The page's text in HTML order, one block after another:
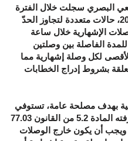
البصري سجلت خلال الفترة
الممتدة بين 29 يونيو و05 يوليوز 2014، حالات متعددة لتجاوز الحدّ
الإشهارية خلال ساعة
الفاصلة بين وصلتين
الأقصى لكل وصلة إشهارية مما
بشروط إدراج الخطابات
بهدف مصلحة عامة، تستوفي
عناصر الإشهار غير التجاري، كما عرفته المادة 5.2 من القانون 77.03
ويجب أن يكون خارج الوصلات